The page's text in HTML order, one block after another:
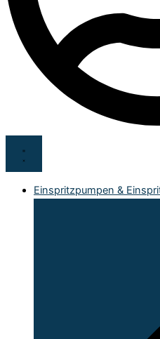
Einspritzpumpen &